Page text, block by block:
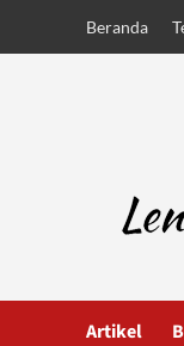
Beranda
Artikel